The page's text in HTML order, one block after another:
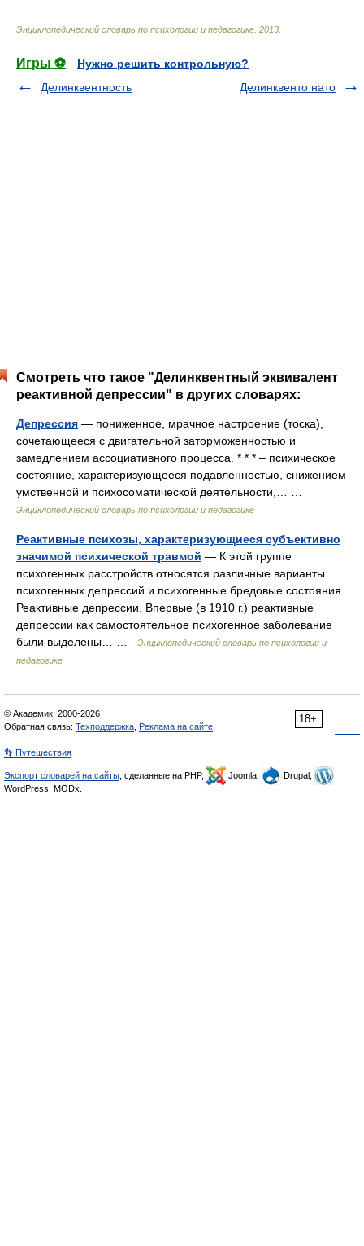
Энциклопедический словарь по психологии и педагогике 2013
Игры ⚽
Нужно решить контрольную?
Делинквентность
Делинквенто нато
Смотреть что такое "Делинквентный эквивалент
реактивной депрессии" в других словарях:
Депрессия — пониженное, мрачное настроение (тоска),
сочетающееся с двигательной заторможенностью и
замедлением ассоциативного процесса. * * * – психическое
состояние, характеризующееся подавленностью, снижением
умственной и психосоматической деятельности,… …
Энциклопедический словарь по психологии и педагогике
Реактивные психозы, характеризующиеся субъективно
значимой психической травмой — К этой группе
психогенных расстройств относятся различные варианты
психогенных депрессий и психогенные бредовые состояния.
Реактивные депрессии. Впервые (в 1910 г.) реактивные
депрессии как самостоятельное психогенное заболевание
были выделены… …
Энциклопедический словарь по психологии и
педагогике
18+
© Академик, 2000-2026
Обратная связь: Техподдержка Реклама на сайте
👣 Путешествия
Экспорт словарей на сайты , сделанные на PHP, Joomla,
Drupal,
WordPress, MODx.